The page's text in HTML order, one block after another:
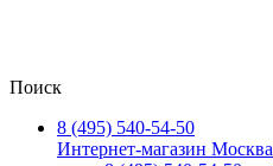
Поиск
8 (495) 540-54-50
Интернет-магазин Москва